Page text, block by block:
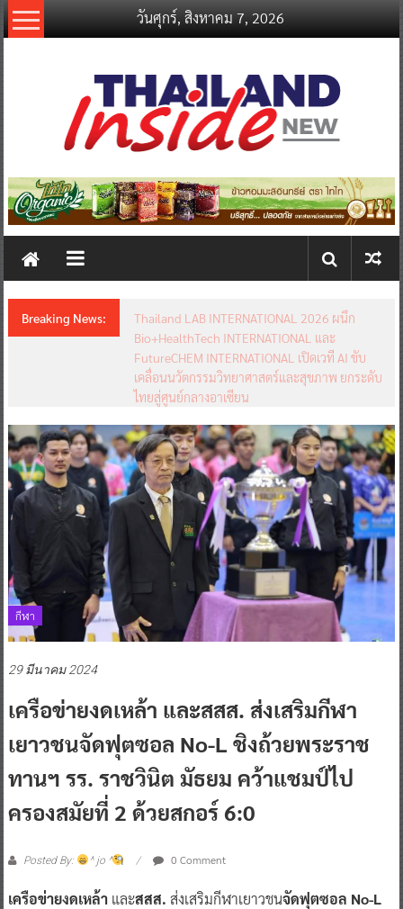
Skip
to
วันศุกร์, สิงหาคม 7, 2026
thailandinsidenew.com
Thailand
New
Breaking News:
Thailand LAB INTERNATIONAL 2026 ผนึก
Bio+HealthTech INTERNATIONAL และ
FutureCHEM INTERNATIONAL เปิดเวที AI ขับ
เคลื่อนนวัตกรรมวิทยาศาสตร์และสุขภาพ ยกระดับ
ไทยสู่ศูนย์กลางอาเซียน
กีฬา
29 มีนาคม 2024
เครือข่ายงดเหล้า และสสส. ส่งเสริมกีฬา
เยาวชนจัดฟุตซอล No-L ชิงถ้วยพระราช
ทานฯ รร. ราชวินิต มัธยม คว้าแชมป์ไป
ครองสมัยที่ 2 ด้วยสกอร์ 6:0
Posted By: ^ jo ^ 0 Comment
เครือข่ายงดเหล้าและสสส. ส่งเสริมกีฬาเยาวชนจัดฟุตซอล No-L